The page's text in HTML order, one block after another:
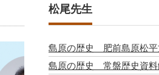
松尾先生
島原の歴史 肥前島原松平
島原の歴史 常盤歴史資料